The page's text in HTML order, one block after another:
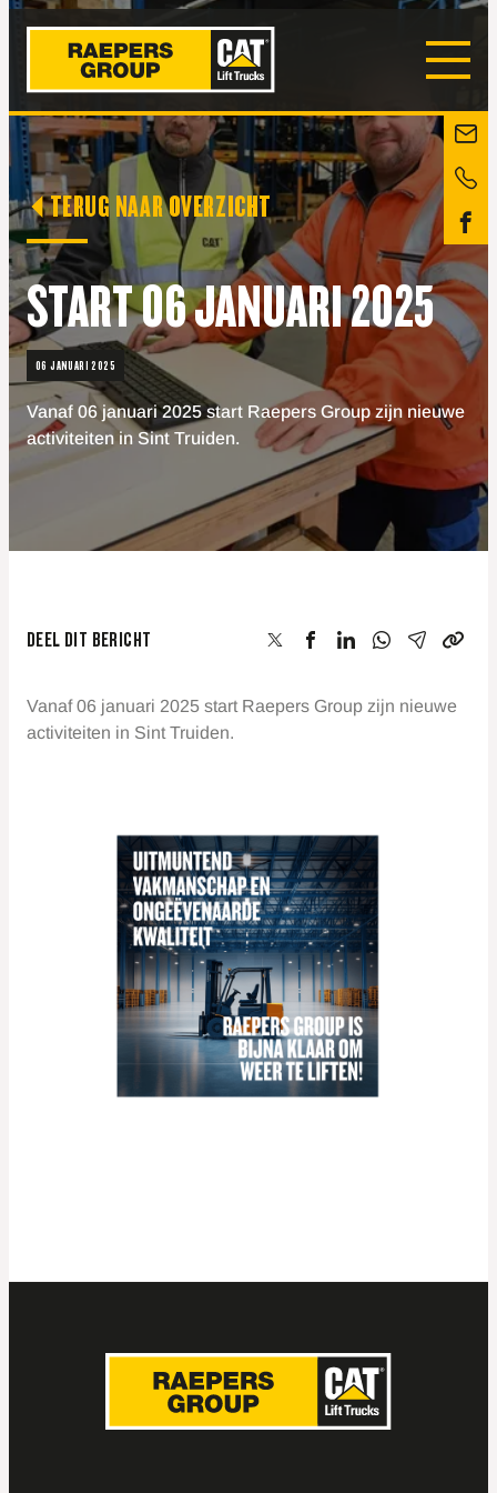
TERUG NAAR OVERZICHT
START 06 JANUARI 2025
06 JANUARI 2025
Vanaf 06 januari 2025 start Raepers Group zijn nieuwe
activiteiten in Sint Truiden.
DEEL DIT BERICHT
Vanaf 06 januari 2025 start Raepers Group zijn nieuwe
activiteiten in Sint Truiden.